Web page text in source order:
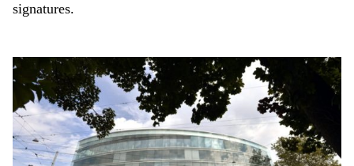
signatures.